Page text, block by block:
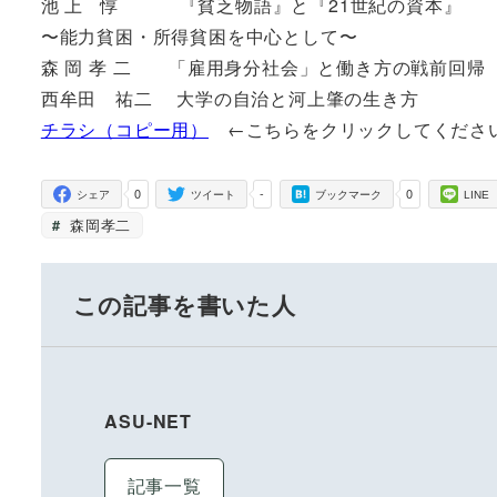
池 上 惇 『貧乏物語』と『21世紀の資本』
〜能力貧困・所得貧困を中心として〜
森 岡 孝 二 「雇用身分社会」と働き方の戦前回帰
西牟田 祐二 大学の自治と河上肇の生き方
チラシ（コピー用）
←こちらをクリックしてくださ
0
シェア -
ツイート 0
ブックマーク LINE
森岡孝二
この記事を書いた人
ASU-NET
記事一覧